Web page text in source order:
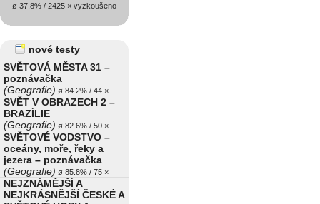
ø 37.8% / 2425 × vyzkoušeno
nové testy
SVĚTOVÁ MĚSTA 31 –
poznávačka
(Geografie) ø 84.2% / 44 ×
SVĚT V OBRAZECH 2 –
BRAZÍLIE
(Geografie) ø 82.6% / 50 ×
SVĚTOVÉ VODSTVO –
oceány, moře, řeky a
jezera – poznávačka
(Geografie) ø 85.8% / 75 ×
NEJZNÁMĚJŠÍ A
NEJKRÁSNĚJŠÍ ČESKÉ A